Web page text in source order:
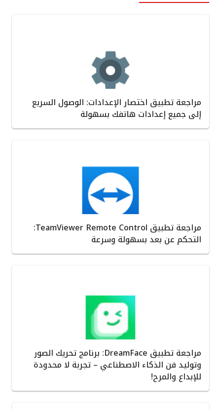
مراجعة تطبيق اختصار الإعدادات: الوصول السريع
إلى جميع إعدادات هاتفك بسهولة
مراجعة تطبيق TeamViewer Remote Control:
التحكم عن بعد بسهولة وسرعة
مراجعة تطبيق DreamFace: برنامج تحريك الصور
وتوليد فن الذكاء الاصطناعي – تجربة لا محدودة
للإبداع والمرح!